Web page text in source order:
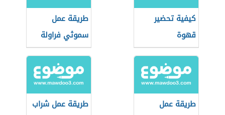
كيفية تحضير
قهوة
طريقة عمل
سموثي فراولة
طريقة عمل
طريقة عمل شراب